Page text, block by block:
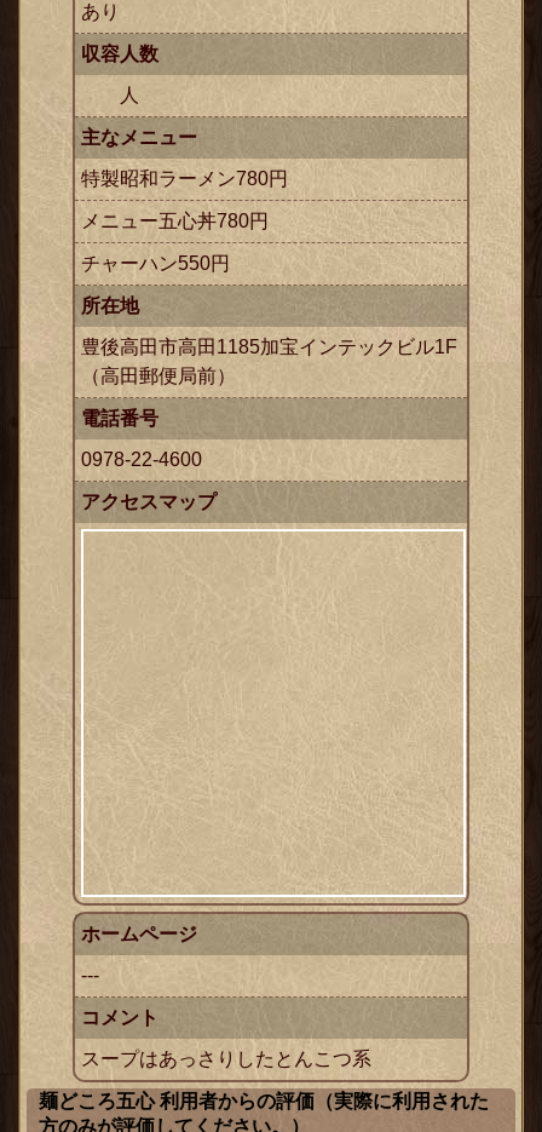
あり
収容人数
人
主なメニュー
特製昭和ラーメン780円
メニュー五心丼780円
チャーハン550円
所在地
豊後高田市高田1185加宝インテックビル1F
（高田郵便局前）
電話番号
0978-22-4600
アクセスマップ
ホームページ
---
コメント
スープはあっさりしたとんこつ系
麺どころ五心 利用者からの評価（実際に利用された
方のみが評価してください。）